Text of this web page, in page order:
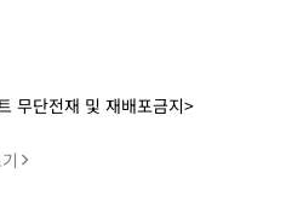
무단전재 및 재배포금지>